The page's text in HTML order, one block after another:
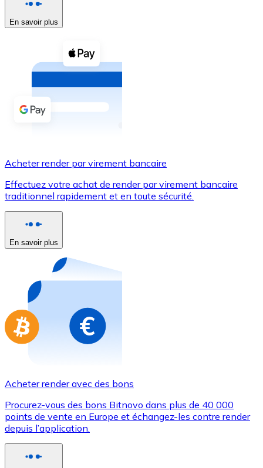
Voir toutes
Coupons crypto
Achetez des cryptomonnaies en espèces et d'autres
Acheter avec espèces
Virement SEPA
Utilisez les cartes Visa et Mastercard pour acheter
Acheter avec carte
Nouveau
Achetez des cartes-cadeaux de vos marques
Aller à la boutique de cartes-cadeaux
En savoir plus
Acheter render par virement bancaire
Effectuez votre achat de render par virement bancaire
traditionnel rapidement et en toute sécurité.
En savoir plus
Acheter render avec des bons
Procurez-vous des bons Bitnovo dans plus de 40 000
points de vente en Europe et échangez-les contre render
depuis l’application.